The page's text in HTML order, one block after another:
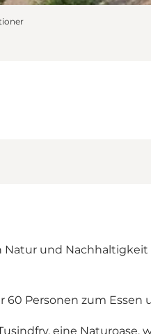
Natur und
60 Personen zum Essen
eine